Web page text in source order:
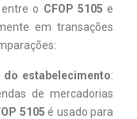
o CFOP 5105 e
em transações
do estabelecimento:
de mercadorias
5105 é usado para